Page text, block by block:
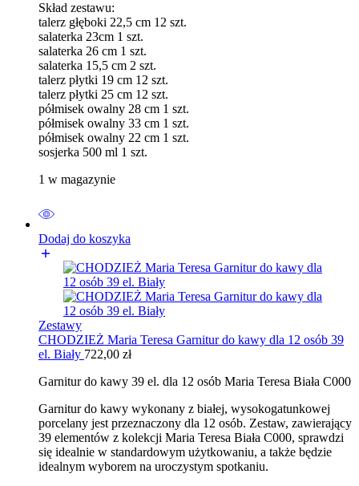
Skład zestawu:
talerz głęboki 22,5 cm 12 szt.
salaterka 23cm 1 szt.
salaterka 26 cm 1 szt.
salaterka 15,5 cm 2 szt.
talerz płytki 19 cm 12 szt.
talerz płytki 25 cm 12 szt.
półmisek owalny 28 cm 1 szt.
półmisek owalny 33 cm 1 szt.
półmisek owalny 22 cm 1 szt.
sosjerka 500 ml 1 szt.
1 w magazynie
Dodaj do koszyka
Zestawy
CHODZIEŻ Maria Teresa Garnitur do kawy dla 12 osób 39
el. Biały 722,00 zł
Garnitur do kawy 39 el. dla 12 osób Maria Teresa Biała C000
Garnitur do kawy wykonany z białej, wysokogatunkowej
porcelany jest przeznaczony dla 12 osób. Zestaw, zawierający
39 elementów z kolekcji Maria Teresa Biała C000, sprawdzi
się idealnie w standardowym użytkowaniu, a także będzie
idealnym wyborem na uroczystym spotkaniu.